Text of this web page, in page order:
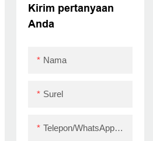
Printer Thermal
3inch untuk
Kirim pertanyaan
Anda
Nama
Surel
Telepon/WhatsApp/Skype